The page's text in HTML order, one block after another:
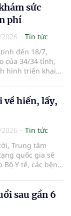
đời.sức
phí
Tin tức
đến 18/7,
của 34/34 tỉnh,
hình triển khai
chiếm gần
đã được khám
nay.
về hiến, lấy,
Tin tức
Trung tâm
quốc gia sẽ
Y tế, các bệnh
hoàn thiện
môn và hệ thống
sau gần 6